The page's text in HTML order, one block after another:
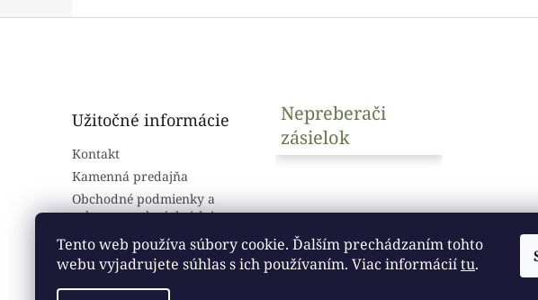
Tento web používa súbory cookie. Ďalším prechádzaním tohto
webu vyjadrujete súhlas s ich používaním. Viac informáciítu.
Užitočné informácie
Kontakt
Kamenná predajňa
Obchodné podmienky a
ochrana osobných údajov
Nepreberači
zásielok